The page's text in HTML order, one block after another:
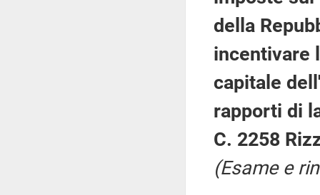
della
incentivare
capitale
rapporti di
C. 2258
(Esame e